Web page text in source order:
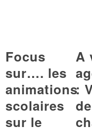
Focus
sur…. les
animations
scolaires
sur le
A
:
de